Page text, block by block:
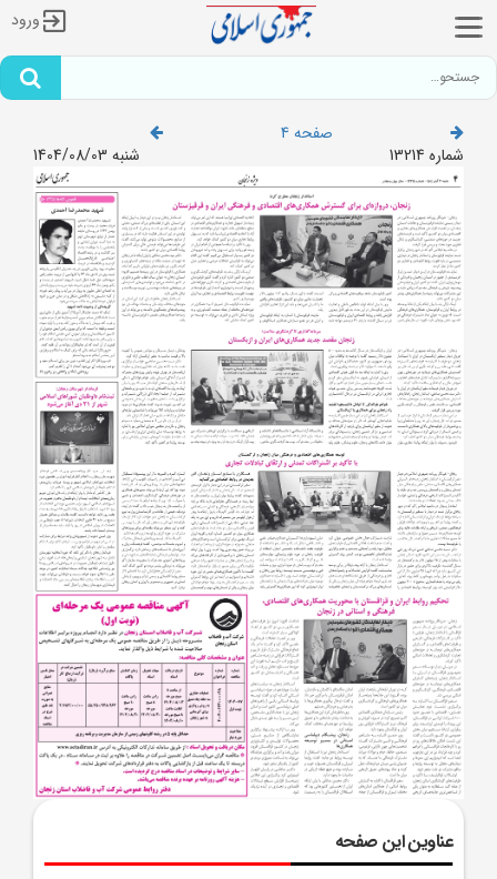
ورود
صفحه 4
شماره 13214
شنبه 1404/08/03
عناوین این صفحه